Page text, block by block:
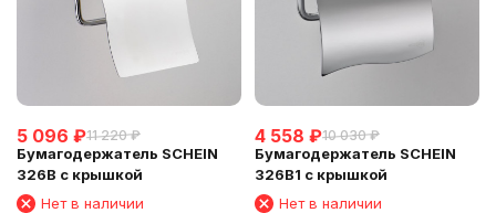
5 096 ₽11 220 ₽
Бумагодержатель SCHEIN
326B с крышкой
Нет в наличии
4 558 ₽10 030 ₽
Бумагодержатель SCHEIN
326B1 с крышкой
Нет в наличии